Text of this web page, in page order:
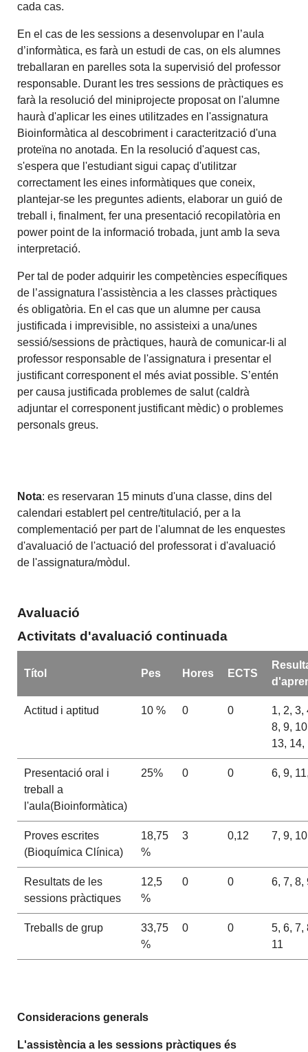
cada cas.
En el cas de les sessions a desenvolupar en l’aula
d’informàtica, es farà un estudi de cas, on els alumnes
treballaran en parelles sota la supervisió del professor
responsable. Durant les tres sessions de pràctiques es
farà la resolució del miniprojecte proposat on l'alumne
haurà d'aplicar les eines utilitzades en l'assignatura
Bioinformàtica al descobriment i caracterització d'una
proteïna no anotada. En la resolució d'aquest cas,
s'espera que l'estudiant sigui capaç d'utilitzar
correctament les eines informàtiques que coneix,
plantejar-se les preguntes adients, elaborar un guió de
treball i, finalment, fer una presentació recopilatòria en
power point de la informació trobada, junt amb la seva
interpretació.
Per tal de poder adquirir les competències específiques
de l’assignatura l'assistència a les classes pràctiques
és obligatòria. En el cas que un alumne per causa
justificada i imprevisible, no assisteixi a una/unes
sessió/sessions de pràctiques, haurà de comunicar-li al
professor responsable de l'assignatura i presentar el
justificant corresponent el més aviat possible. S’entén
per causa justificada problemes de salut (caldrà
adjuntar el corresponent justificant mèdic) o problemes
personals greus.
Nota: es reservaran 15 minuts d'una classe, dins del
calendari establert pel centre/titulació, per a la
complementació per part de l'alumnat de les enquestes
d'avaluació de l'actuació del professorat i d'avaluació
de l'assignatura/mòdul.
Avaluació
Activitats d'avaluació continuada
Títol Pes Hores ECTS
Actitud i aptitud 10 % 0 0
1, 2, 3,
8, 9,
13, 14,
Presentació oral i
treball a
l'aula(Bioinformàtica)
25% 0 0 6, 9,
Proves escrites
(Bioquímica Clínica)
18,75
%
3 0,12 7, 9,
Resultats de les
sessions pràctiques
12,5
%
0 0 6, 7, 8,
Treballs de grup
33,75
%
0 0
5, 6, 7,
11
Consideracions generals
L'assistència a les sessions pràctiques és